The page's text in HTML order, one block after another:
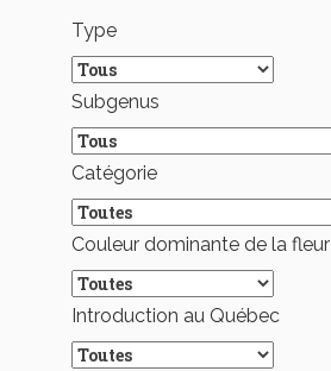
Type
Subgenus
Catégorie
Couleur dominante de la fleur
Introduction au Québec